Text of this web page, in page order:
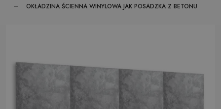
OKŁADZINA ŚCIENNA WINYLOWA JAK POSADZKA Z BETONU